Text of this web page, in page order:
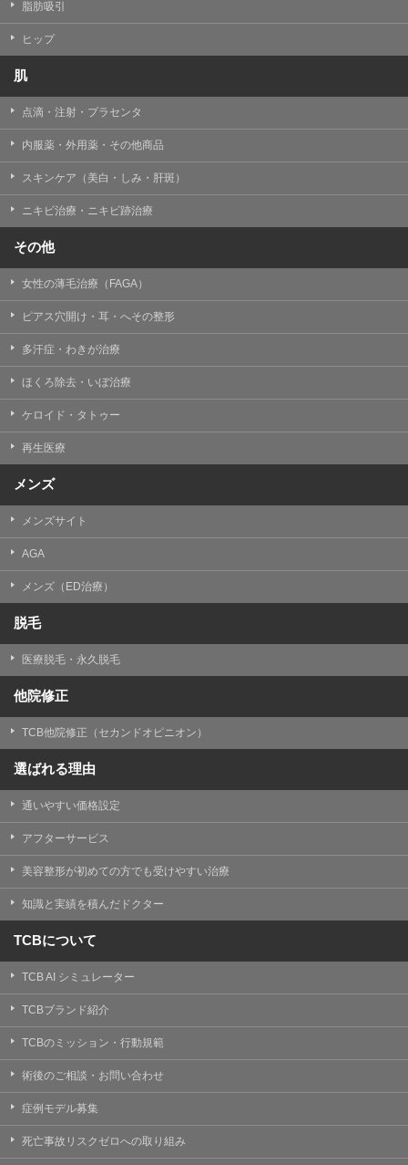
脂肪吸引
ヒップ
肌
点滴・注射・プラセンタ
内服薬・外用薬・その他商品
スキンケア（美白・しみ・肝斑）
ニキビ治療・ニキビ跡治療
その他
女性の薄毛治療（FAGA）
ピアス穴開け・耳・へその整形
多汗症・わきが治療
ほくろ除去・いぼ治療
ケロイド・タトゥー
再生医療
メンズ
メンズサイト
AGA
メンズ（ED治療）
脱毛
医療脱毛・永久脱毛
他院修正
TCB他院修正（セカンドオピニオン）
選ばれる理由
通いやすい価格設定
アフターサービス
美容整形が初めての方でも受けやすい治療
知識と実績を積んだドクター
TCBについて
TCB AI シミュレーター
TCBブランド紹介
TCBのミッション・行動規範
術後のご相談・お問い合わせ
症例モデル募集
死亡事故リスクゼロへの取り組み